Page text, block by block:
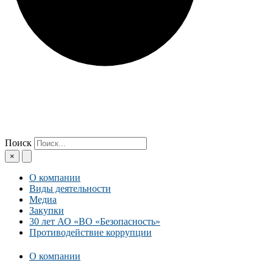
Поиск
×
О компании
Виды деятельности
Медиа
Закупки
30 лет АО «ВО «Безопасность»
Противодействие коррупции
О компании